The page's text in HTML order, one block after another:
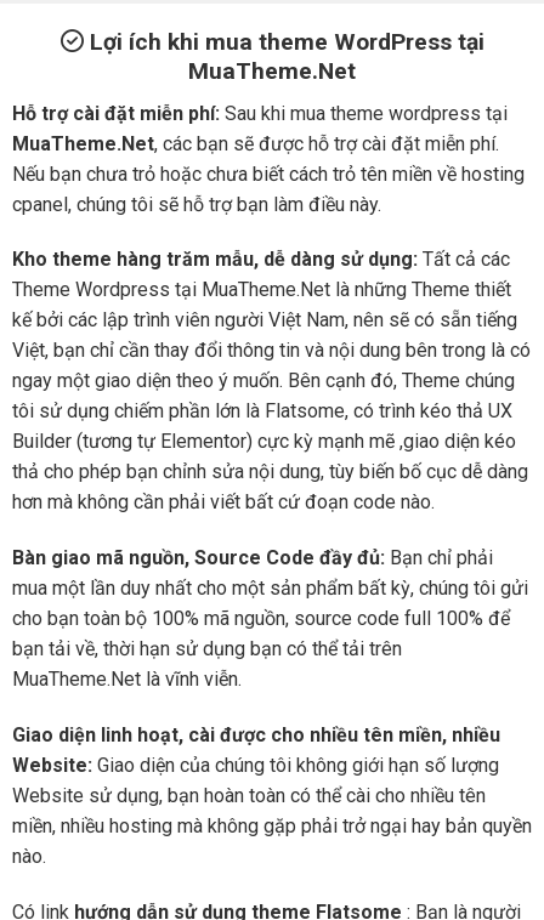
Lợi ích khi mua theme WordPress tại
MuaTheme.Net
Hỗ trợ cài đặt miễn phí: Sau khi mua theme wordpress tại
MuaTheme.Net, các bạn sẽ được hỗ trợ cài đặt miễn phí.
Nếu bạn chưa trỏ hoặc chưa biết cách trỏ tên miền về hosting
cpanel, chúng tôi sẽ hỗ trợ bạn làm điều này.
Kho theme hàng trăm mẫu, dễ dàng sử dụng: Tất cả các
Theme Wordpress tại MuaTheme.Net là những Theme thiết
kế bởi các lập trình viên người Việt Nam, nên sẽ có sẵn tiếng
Việt, bạn chỉ cần thay đổi thông tin và nội dung bên trong là có
ngay một giao diện theo ý muốn. Bên cạnh đó, Theme chúng
tôi sử dụng chiếm phần lớn là Flatsome, có trình kéo thả UX
Builder (tương tự Elementor) cực kỳ mạnh mẽ ,giao diện kéo
thả cho phép bạn chỉnh sửa nội dung, tùy biến bố cục dễ dàng
hơn mà không cần phải viết bất cứ đoạn code nào.
Bàn giao mã nguồn, Source Code đầy đủ: Bạn chỉ phải
mua một lần duy nhất cho một sản phẩm bất kỳ, chúng tôi gửi
cho bạn toàn bộ 100% mã nguồn, source code full 100% để
bạn tải về, thời hạn sử dụng bạn có thể tải trên
MuaTheme.Net là vĩnh viễn.
Giao diện linh hoạt, cài được cho nhiều tên miền, nhiều
Website: Giao diện của chúng tôi không giới hạn số lượng
Website sử dụng, bạn hoàn toàn có thể cài cho nhiều tên
miền, nhiều hosting mà không gặp phải trở ngại hay bản quyền
nào.
Có link hướng dẫn sử dụng theme Flatsome : Bạn là người